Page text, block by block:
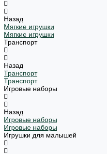
Назад
Мягкие игрушки
Мягкие игрушки
Транспорт
Назад
Транспорт
Транспорт
Игровые наборы
Назад
Игровые наборы
Игровые наборы
Игрушки для малышей